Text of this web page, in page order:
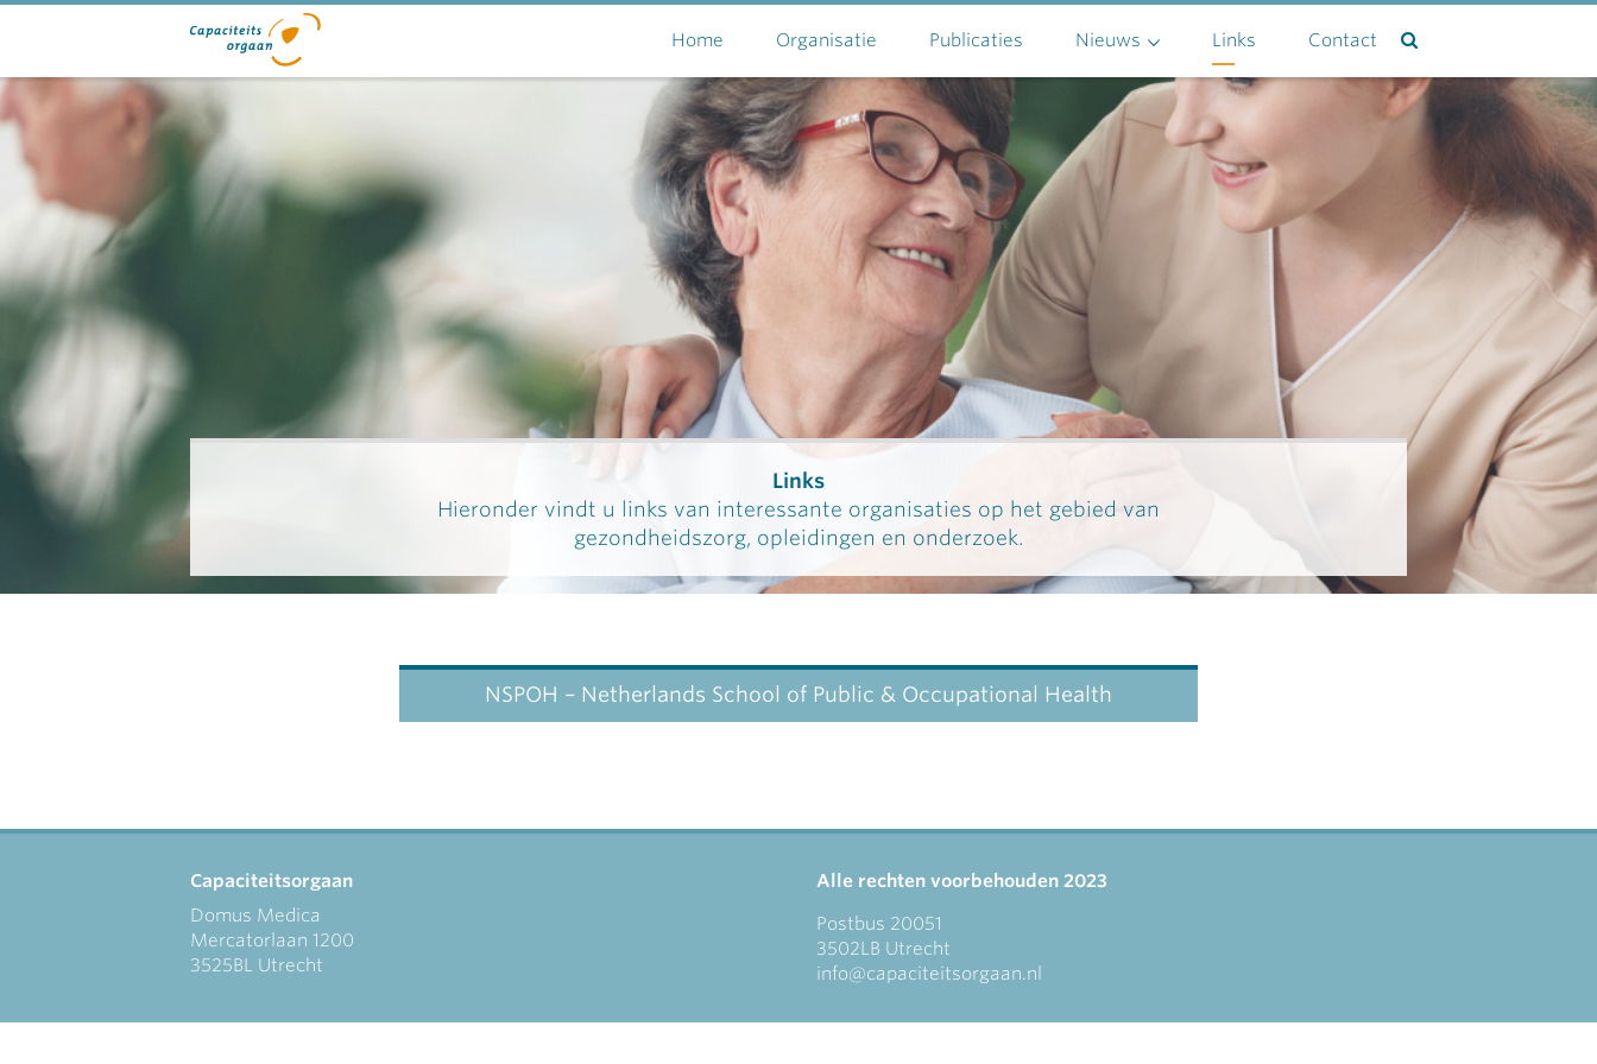
Home Organisatie Publicaties Nieuws Links Contact
Links
Hieronder vindt u links van interessante organisaties op het gebied van
gezondheidszorg, opleidingen en onderzoek.
NSPOH – Netherlands School of Public & Occupational Health
Capaciteitsorgaan
Domus Medica
Mercatorlaan 1200
3525BL Utrecht
Alle rechten voorbehouden 2023
Postbus 20051
3502LB Utrecht
info@capaciteitsorgaan.nl